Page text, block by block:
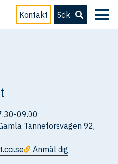
Kontakt Sök
09.00
Tanneforsvägen 92,
Anmäl dig